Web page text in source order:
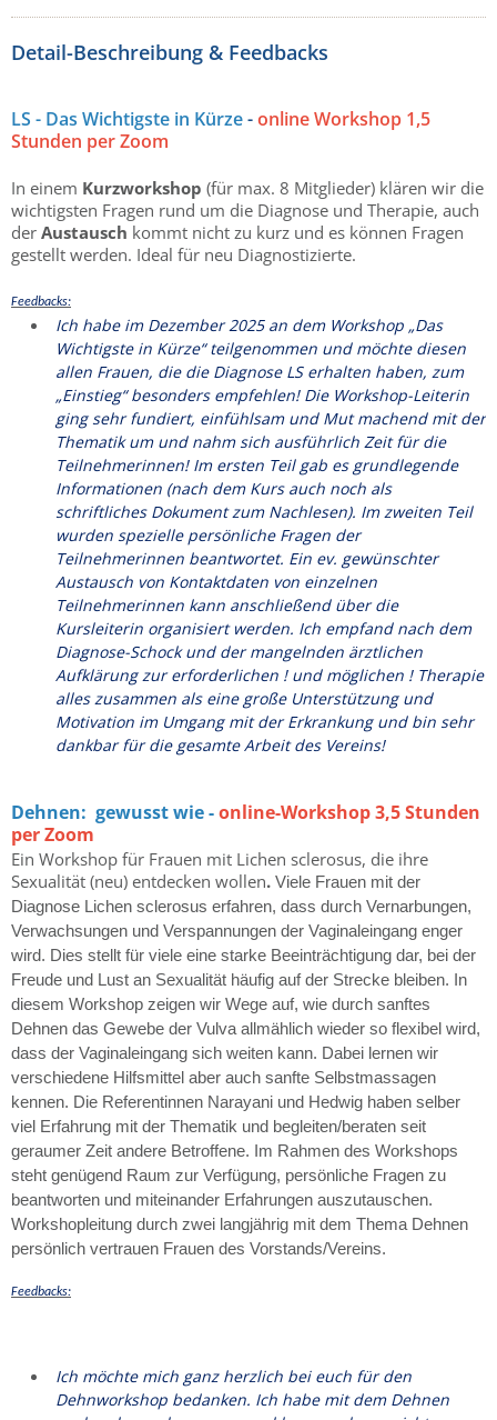
Detail-Beschreibung & Feedbacks
LS - Das Wichtigste in Kürze-online Workshop 1,5
Stunden per Zoom
In einem Kurzworkshop (für max. 8 Mitglieder) klären wir die
wichtigsten Fragen rund um die Diagnose und Therapie, auch
der Austausch kommt nicht zu kurz und es können Fragen
gestellt werden. Ideal für neu Diagnostizierte.
Feedbacks:
Ich habe im Dezember 2025 an dem Workshop „Das
Wichtigste in Kürze“ teilgenommen und möchte diesen
allen Frauen, die die Diagnose LS erhalten haben, zum
„Einstieg“ besonders empfehlen! Die Workshop-Leiterin
ging sehr fundiert, einfühlsam und Mut machend mit der
Thematik um und nahm sich ausführlich Zeit für die
Teilnehmerinnen! Im ersten Teil gab es grundlegende
Informationen (nach dem Kurs auch noch als
schriftliches Dokument zum Nachlesen). Im zweiten Teil
wurden spezielle persönliche Fragen der
Teilnehmerinnen beantwortet. Ein ev. gewünschter
Austausch von Kontaktdaten von einzelnen
Teilnehmerinnen kann anschließend über die
Kursleiterin organisiert werden. Ich empfand nach dem
Diagnose-Schock und der mangelnden ärztlichen
Aufklärung zur erforderlichen ! und möglichen ! Therapie
alles zusammen als eine große Unterstützung und
Motivation im Umgang mit der Erkrankung und bin sehr
dankbar für die gesamte Arbeit des Vereins!
Dehnen: gewusst wie -online-Workshop 3,5 Stunden
per Zoom
Ein Workshop für Frauen mit Lichen sclerosus, die ihre
Sexualität (neu) entdecken wollen. Viele Frauen mit der
Diagnose Lichen sclerosus erfahren, dass durch Vernarbungen,
Verwachsungen und Verspannungen der Vaginaleingang enger
wird. Dies stellt für viele eine starke Beeinträchtigung dar, bei der
Freude und Lust an Sexualität häufig auf der Strecke bleiben. In
diesem Workshop zeigen wir Wege auf, wie durch sanftes
Dehnen das Gewebe der Vulva allmählich wieder so flexibel wird,
dass der Vaginaleingang sich weiten kann. Dabei lernen wir
verschiedene Hilfsmittel aber auch sanfte Selbstmassagen
kennen. Die Referentinnen Narayani und Hedwig haben selber
viel Erfahrung mit der Thematik und begleiten/beraten seit
geraumer Zeit andere Betroffene. Im Rahmen des Workshops
steht genügend Raum zur Verfügung, persönliche Fragen zu
beantworten und miteinander Erfahrungen auszutauschen.
Workshopleitung durch zwei langjährig mit dem Thema Dehnen
persönlich vertrauen Frauen des Vorstands/Vereins.
Feedbacks:
Ich möchte mich ganz herzlich bei euch für den
Dehnworkshop bedanken. Ich habe mit dem Dehnen